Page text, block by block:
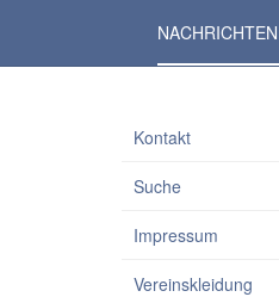
NACHRICHTEN
Kontakt
Suche
Impressum
Vereinskleidung